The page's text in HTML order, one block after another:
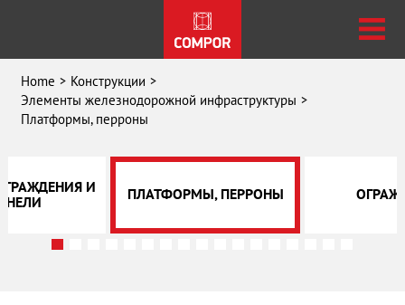
Home
Конструкции
Элементы железнодорожной инфраструктуры
Платформы, перроны
И
ПЛАТФОРМЫ, ПЕРРОНЫ